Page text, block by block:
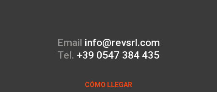
Email info@revsrl.com
Tel. +39 0547 384 435
CÓMO LLEGAR